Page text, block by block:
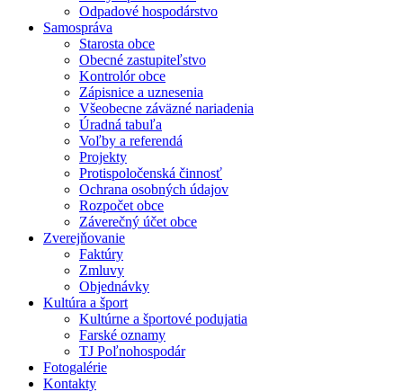
Odpadové hospodárstvo
Samospráva
Starosta obce
Obecné zastupiteľstvo
Kontrolór obce
Zápisnice a uznesenia
Všeobecne záväzné nariadenia
Úradná tabuľa
Voľby a referendá
Projekty
Protispoločenská činnosť
Ochrana osobných údajov
Rozpočet obce
Záverečný účet obce
Zverejňovanie
Faktúry
Zmluvy
Objednávky
Kultúra a šport
Kultúrne a športové podujatia
Farské oznamy
TJ Poľnohospodár
Fotogalérie
Kontakty